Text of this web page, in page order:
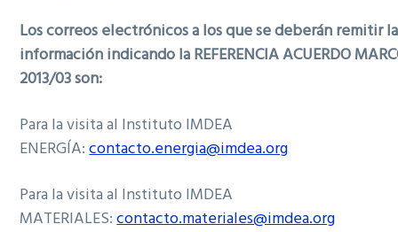
Los correos electrónicos a los que se deberán remitir la
información indicando la REFERENCIA ACUERDO
2013/03 son:
Para la visita al Instituto IMDEA
ENERGÍA:contacto.energia@imdea.org
Para la visita al Instituto IMDEA
MATERIALES:contacto.materiales@imdea.org